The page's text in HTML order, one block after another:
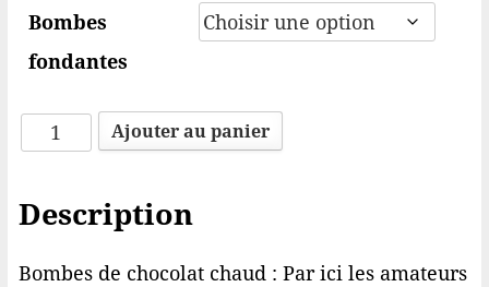
Bombes
fondantes
quantité
de
-
Bombes
Ajouter au panier
Description
Bombes de chocolat chaud : Par ici les amateurs